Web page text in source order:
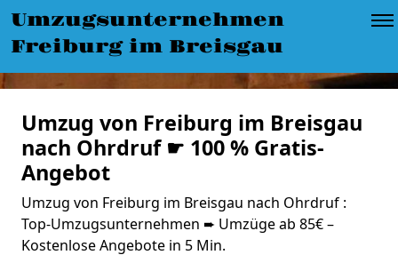
Umzugsunternehmen
Freiburg im Breisgau
Umzug von Freiburg im Breisgau
nach Ohrdruf ☛ 100 % Gratis-
Angebot
Umzug von Freiburg im Breisgau nach Ohrdruf :
Top-Umzugsunternehmen ➨ Umzüge ab 85€ –
Kostenlose Angebote in 5 Min.